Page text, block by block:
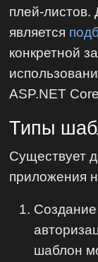
плей-листов.
является
конкретной
ASP.NET
Типы
Существует
приложения
шаблон